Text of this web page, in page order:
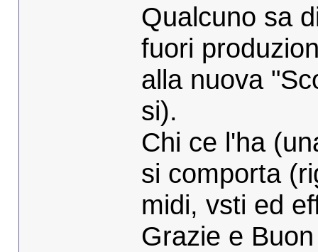
Qualcuno sa
fuori
alla nuova
si).
Chi ce l'ha
si comporta
midi, vsti ed
Grazie e